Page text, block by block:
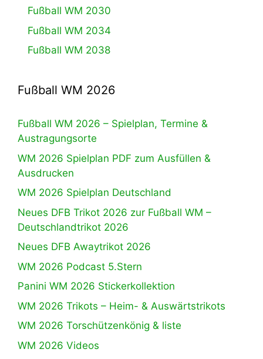
Fußball WM 2030
Fußball WM 2034
Fußball WM 2038
Fußball WM 2026
Fußball WM 2026 – Spielplan, Termine &
Austragungsorte
WM 2026 Spielplan PDF zum Ausfüllen &
Ausdrucken
WM 2026 Spielplan Deutschland
Neues DFB Trikot 2026 zur Fußball WM –
Deutschlandtrikot 2026
Neues DFB Awaytrikot 2026
WM 2026 Podcast 5.Stern
Panini WM 2026 Stickerkollektion
WM 2026 Trikots – Heim- & Auswärtstrikots
WM 2026 Torschützenkönig & liste
WM 2026 Videos